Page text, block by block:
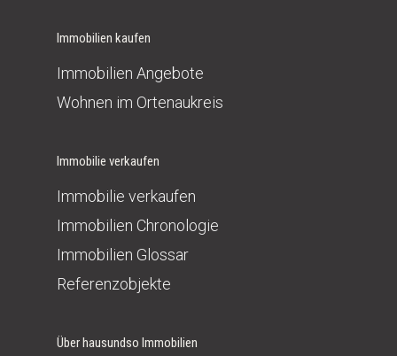
Immobilien kaufen
Immobilien Angebote
Wohnen im Ortenaukreis
Immobilie verkaufen
Immobilie verkaufen
Immobilien Chronologie
Immobilien Glossar
Referenzobjekte
Über hausundso Immobilien